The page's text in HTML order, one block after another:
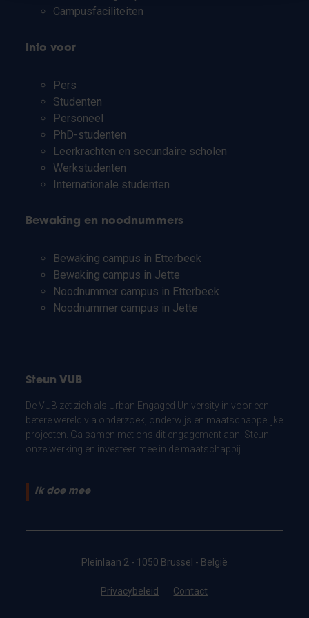
Campusfaciliteiten
Info voor
Pers
Studenten
Personeel
PhD-studenten
Leerkrachten en secundaire scholen
Werkstudenten
Internationale studenten
Bewaking en noodnummers
Bewaking campus in Etterbeek
Bewaking campus in Jette
Noodnummer campus in Etterbeek
Noodnummer campus in Jette
Steun VUB
De VUB zet zich als Urban Engaged University in voor een
betere wereld via onderzoek, onderwijs en maatschappelijke
projecten. Ga samen met ons dit engagement aan. Steun
onze werking en investeer mee in de maatschappij.
Ik doe mee
Pleinlaan 2 - 1050 Brussel - België
Privacybeleid Contact